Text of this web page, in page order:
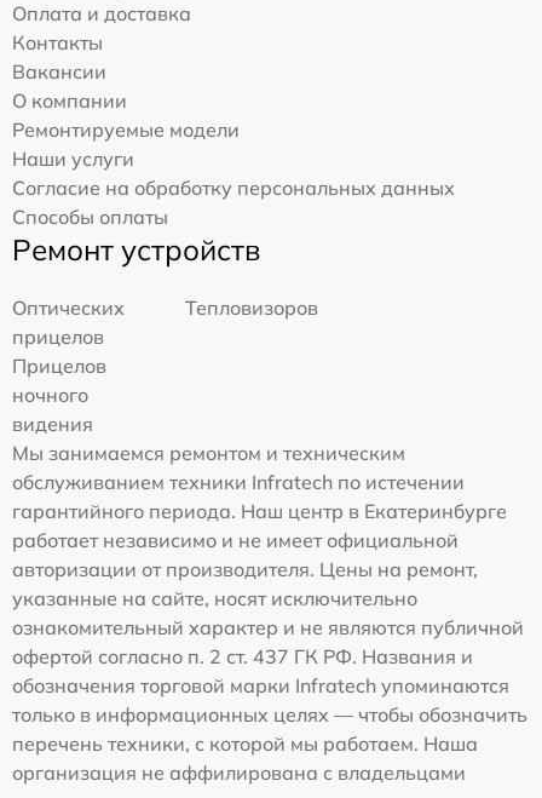
Оплата и доставка
Контакты
Вакансии
О компании
Ремонтируемые модели
Наши услуги
Согласие на обработку персональных данных
Способы оплаты
Ремонт устройств
Оптических
прицелов
Тепловизоров
Прицелов
ночного
видения
Мы занимаемся ремонтом и техническим
обслуживанием техники Infratech по истечении
гарантийного периода. Наш центр в Екатеринбурге
работает независимо и не имеет официальной
авторизации от производителя. Цены на ремонт,
указанные на сайте, носят исключительно
ознакомительный характер и не являются публичной
офертой согласно п. 2 ст. 437 ГК РФ. Названия и
обозначения торговой марки Infratech упоминаются
только в информационных целях — чтобы обозначить
перечень техники, с которой мы работаем. Наша
организация не аффилирована с владельцами